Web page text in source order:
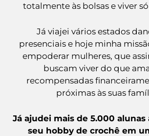
totalmente às bolsas e viver
Já viajei vários estados
presenciais e hoje minha
empoderar mulheres, que
buscam viver do que
recompensadas
próximas às suas
Já ajudei mais de 5.000 alunas
seu hobby de crochê em